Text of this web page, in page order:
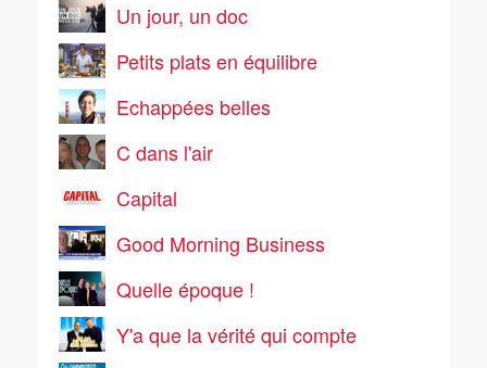
Un jour, un doc
Petits plats en équilibre
Echappées belles
C dans l'air
Capital
Good Morning Business
Quelle époque !
Y'a que la vérité qui compte